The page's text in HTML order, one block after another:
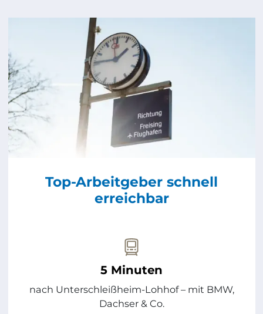
Top-Arbeitgeber schnell
erreichbar
5 Minuten
nach Unterschleißheim-Lohhof – mit BMW,
Dachser & Co.